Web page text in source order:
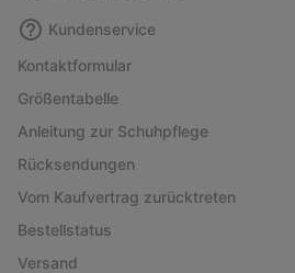
Kundenservice
Kontaktformular
Größentabelle
Anleitung zur Schuhpflege
Rücksendungen
Vom Kaufvertrag zurücktreten
Bestellstatus
Versand